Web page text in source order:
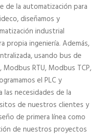
de la automatización para
diseñamos y
industrial
propia ingeniería. Además,
usando bus de
RTU, Modbus TCP,
el PLC y
necesidades de la
de nuestros clientes y
de primera línea como
de nuestros proyectos